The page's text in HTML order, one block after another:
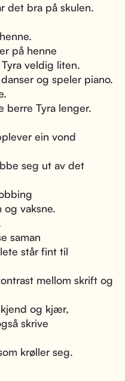
det bra på skulen.
henne.
på henne
veldig liten.
og speler piano.
berre Tyra lenger.
ein vond
seg ut av det
vaksne.
saman
står fint til
mellom skrift og
og kjær,
skrive
krøller seg.